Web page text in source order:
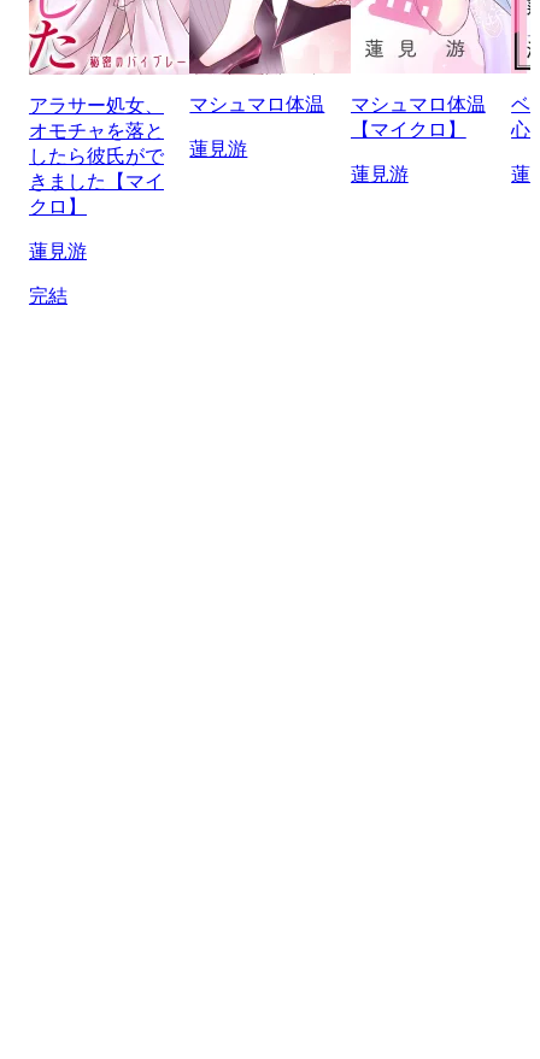
アラサー処女、
オモチャを落と
したら彼氏がで
きました【マイ
クロ】
蓮見游
完結
マシュマロ体温
蓮見游
マシュマロ体温
【マイクロ】
蓮見游
ベ
心
蓮